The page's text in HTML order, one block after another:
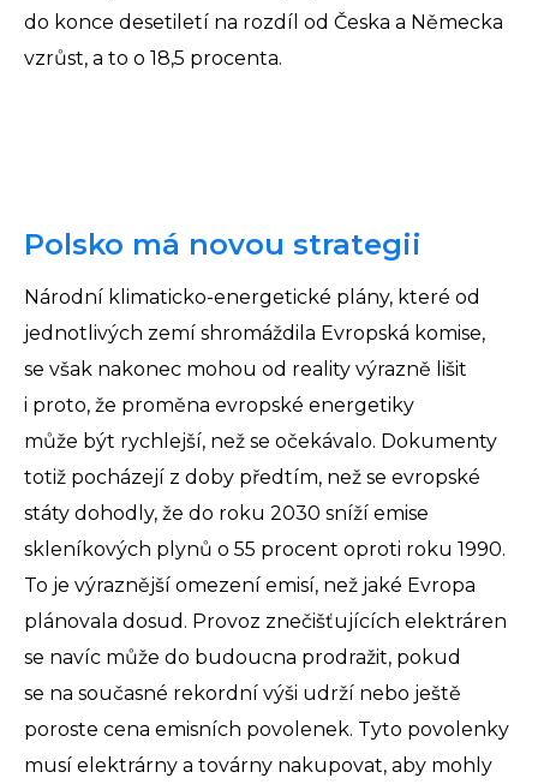
do konce desetiletí na rozdíl od Česka a Německa
vzrůst, a to o 18,5 procenta.
Polsko má novou strategii
Národní klimaticko-energetické plány, které od
jednotlivých zemí shromáždila Evropská komise,
se však nakonec mohou od reality výrazně lišit
i proto, že proměna evropské energetiky
může být rychlejší, než se očekávalo. Dokumenty
totiž pocházejí z doby předtím, než se evropské
státy dohodly, že do roku 2030 sníží emise
skleníkových plynů o 55 procent oproti roku 1990.
To je výraznější omezení emisí, než jaké Evropa
plánovala dosud. Provoz znečišťujících elektráren
se navíc může do budoucna prodražit, pokud
se na současné rekordní výši udrží nebo ještě
poroste cena emisních povolenek. Tyto povolenky
musí elektrárny a továrny nakupovat, aby mohly